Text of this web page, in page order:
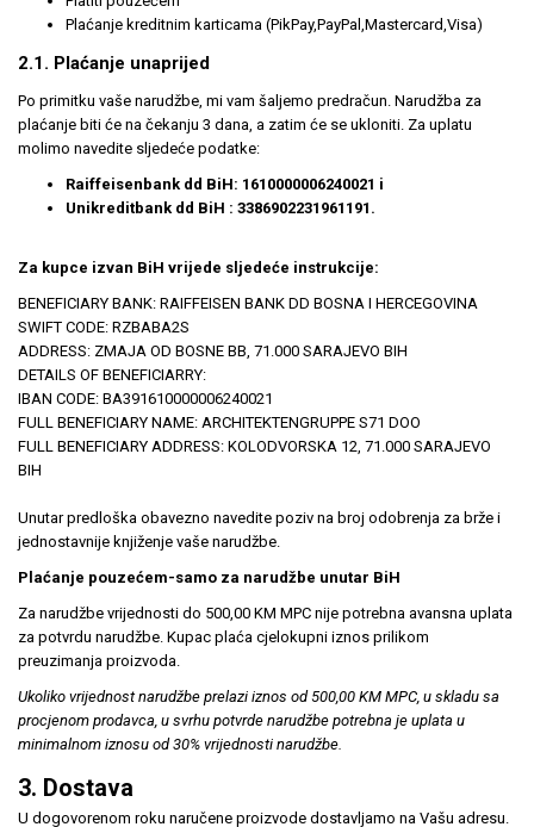
Plaćanje kreditnim karticama (PikPay,PayPal,Mastercard,Visa)
2.1. Plaćanje unaprijed
Po primitku vaše narudžbe, mi vam šaljemo predračun. Narudžba za
plaćanje biti će na čekanju 3 dana, a zatim će se ukloniti. Za uplatu
molimo navedite sljedeće podatke:
Raiffeisenbank dd BiH: 1610000006240021 i
Unikreditbank dd BiH : 3386902231961191.
Za kupce izvan BiH vrijede sljedeće instrukcije:
BENEFICIARY BANK: RAIFFEISEN BANK DD BOSNA I HERCEGOVINA
SWIFT CODE: RZBABA2S
ADDRESS: ZMAJA OD BOSNE BB, 71.000 SARAJEVO BIH
DETAILS OF BENEFICIARRY:
IBAN CODE: BA391610000006240021
FULL BENEFICIARY NAME: ARCHITEKTENGRUPPE S71 DOO
FULL BENEFICIARY ADDRESS: KOLODVORSKA 12, 71.000 SARAJEVO
BIH
Unutar predloška obavezno navedite poziv na broj odobrenja za brže i
jednostavnije knjiženje vaše narudžbe.
Plaćanje pouzećem-samo za narudžbe unutar BiH
Za narudžbe vrijednosti do 500,00 KM MPC nije potrebna avansna uplata
za potvrdu narudžbe. Kupac plaća cjelokupni iznos prilikom
preuzimanja proizvoda.
Ukoliko vrijednost narudžbe prelazi iznos od 500,00 KM MPC, u skladu sa
procjenom prodavca, u svrhu potvrde narudžbe potrebna je uplata u
minimalnom iznosu od 30% vrijednosti narudžbe.
3. Dostava
U dogovorenom roku naručene proizvode dostavljamo na Vašu adresu.